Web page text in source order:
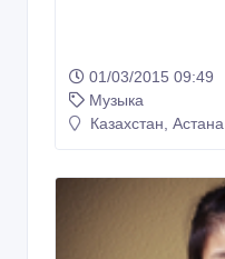
01/03/2015 09:49
Музыка
Казахстан, Астана